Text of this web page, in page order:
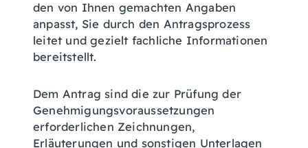
den von Ihnen gemachten Angaben
anpasst, Sie durch den Antragsprozess
leitet und gezielt fachliche Informationen
bereitstellt.
Dem Antrag sind die zur Prüfung der
Genehmigungsvoraussetzungen
erforderlichen Zeichnungen,
Erläuterungen und sonstigen Unterlagen